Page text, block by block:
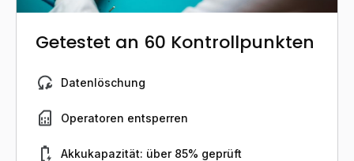
Getestet an 60 Kontrollpunkten
Datenlöschung
Operatoren entsperren
Akkukapazität: über 85% geprüft